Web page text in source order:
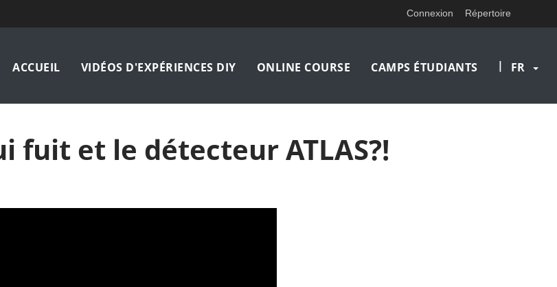
Connexion Répertoire
principale
ACCUEIL VIDÉOS D'EXPÉRIENCES DIY ONLINE COURSE CAMPS ÉTUDIANTS | FR
fuit et le détecteur ATLAS?!